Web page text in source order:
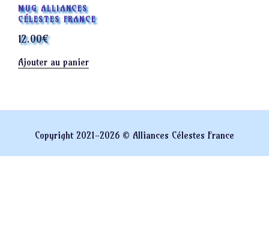
MUG ALLIANCES
CÉLESTES FRANCE
12.00€
Ajouter au panier
Copyright 2021-2026 © Alliances Célestes France